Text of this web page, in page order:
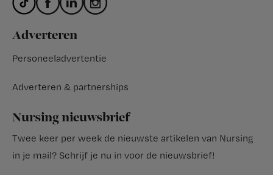
Adverteren
Personeeladvertentie
Adverteren & partnerships
Nursing nieuwsbrief
Twee keer per week de nieuwste artikelen van Nursing
in je mail? Schrijf je nu in voor de nieuwsbrief!